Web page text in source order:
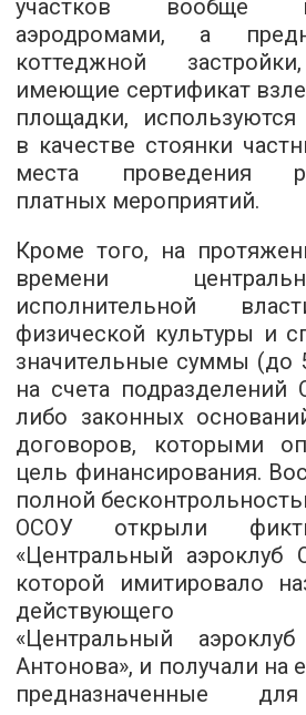
участков вообще
аэродромами, а
коттеджной
имеющие сертификат
площадки,
в качестве стоянки
места проведения
платных мероприятий.
Кроме того, на
времени
исполнительной
физической культуры и
значительные суммы (до
на счета подразделений
либо законных
договоров, которыми
цель финансирования.
полной
ОСОУ открыли
«Центральный аэроклуб
которой имитировало
действующего
«Центральный
Антонова», и получали на
предназначенные